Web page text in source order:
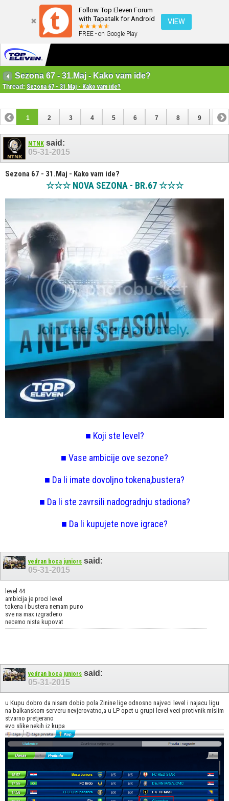
Follow Top Eleven Forum
with Tapatalk for Android
FREE - on Google Play
VIEW
Sezona 67 - 31.Maj - Kako vam ide?
Thread: Sezona 67 - 31.Maj - Kako vam ide?
1 2 3 4 5 6 7 8 9 10
11
NTNK said:
05-31-2015
Sezona 67 - 31.Maj - Kako vam ide?
☆☆☆ NOVA SEZONA - BR.67 ☆☆☆
■ Koji ste level?
■ Vase ambicije ove sezone?
■ Da li imate dovoljno tokena,bustera?
■ Da li ste zavrsili nadogradnju stadiona?
■ Da li kupujete nove igrace?
vedran boca juniors said:
05-31-2015
level 44
ambicija je proci level
tokena i bustera nemam puno
sve na max izgrađeno
necemo nista kupovat
vedran boca juniors said:
05-31-2015
u Kupu dobro da nisam dobio pola Zinine lige odnosno najveci level i najacu ligu
na balkanskom serveru nevjerovatno,a u LP opet u grupi level veci protivnik mislim
stvarno pretjerano
evo slike nekih iz kupa